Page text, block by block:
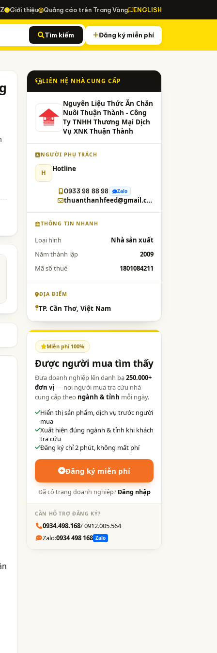
Giới thiệu Quảng cáo trên Trang Vàng ENGLISH
Tìm kiếm Đăng ký miễn phí
LIÊN HỆ NHÀ CUNG CẤP
Nguyên Liệu Thức Ăn Chăn
Nuôi Thuận Thành - Công
Ty TNHH Thương Mại Dịch
Vụ XNK Thuận Thành
NGƯỜI PHỤ TRÁCH
H Hotline
0933 98 88 98 Zalo
thuanthanhfeed@gmail.com
THÔNG TIN NHANH
Loại hình
Nhà sản xuất
Năm thành lập
2009
Mã số thuế
1801084211
ĐỊA ĐIỂM
TP. Cần Thơ, Việt Nam
Miễn phí 100%
Được người mua tìm thấy
Đưa doanh nghiệp lên danh bạ250.000+
đơn vị — nơi người mua tra cứu nhà
cung cấp theo ngành & tỉnh mỗi ngày.
Hiển thị sản phẩm, dịch vụ trước người
mua
Xuất hiện đúng ngành & tỉnh khi khách
tra cứu
Đăng ký chỉ 2 phút, không mất phí
Đăng ký miễn phí
Đã có trang doanh nghiệp?Đăng nhập
CẦN HỖ TRỢ ĐĂNG KÝ?
0934.498.168/ 0912.005.564
Zalo:0934 498 168 Zalo